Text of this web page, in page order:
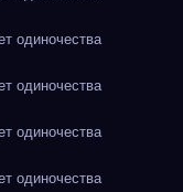
одиночества
одиночества
одиночества
одиночества